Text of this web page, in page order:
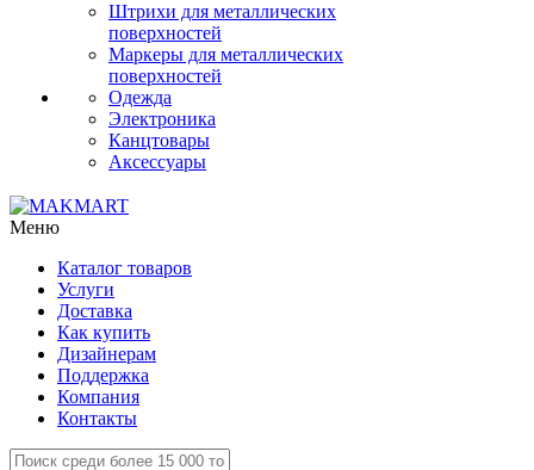
Штрихи для металлических
поверхностей
Маркеры для металлических
поверхностей
Одежда
Электроника
Канцтовары
Аксессуары
Меню
Каталог товаров
Услуги
Доставка
Как купить
Дизайнерам
Поддержка
Компания
Контакты